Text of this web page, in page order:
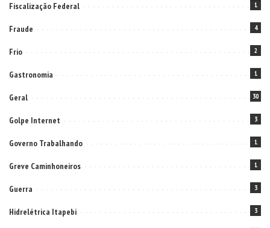
Fiscalização Federal 1
Fraude 4
Frio 2
Gastronomia 1
Geral 30
Golpe Internet 3
Governo Trabalhando 1
Greve Caminhoneiros 1
Guerra 3
Hidrelétrica Itapebi 3